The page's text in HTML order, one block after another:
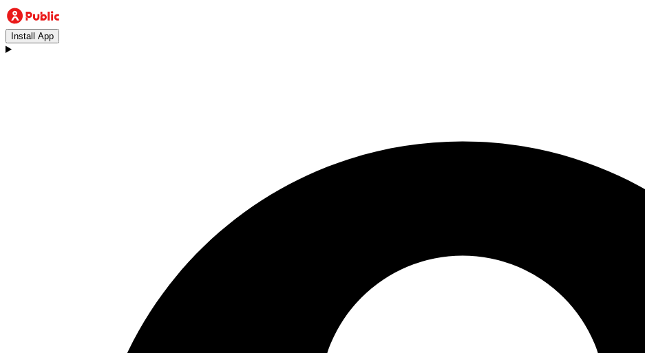
Install App